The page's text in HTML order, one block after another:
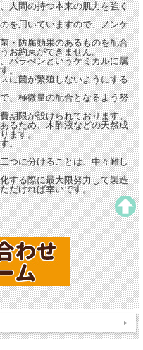
人間の持つ本来の肌力を強く
を用いていますので、ノンケ
・防腐効果のあるものを配合
お約束ができません。
パラぺンというケミカルに属
。
に菌が繁殖しないようにする
、極微量の配合となるよう努
期限が設けられております。
るため、木酢液などの天然成
ます。
。
つに分けることは、中々難し
する際に最大限努力して製造
だければ幸いです。